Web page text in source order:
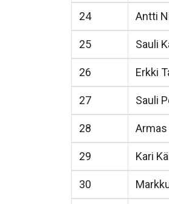
24 Antti
25 Sauli
26 Erkki
27 Sauli
28
29 Kari
30